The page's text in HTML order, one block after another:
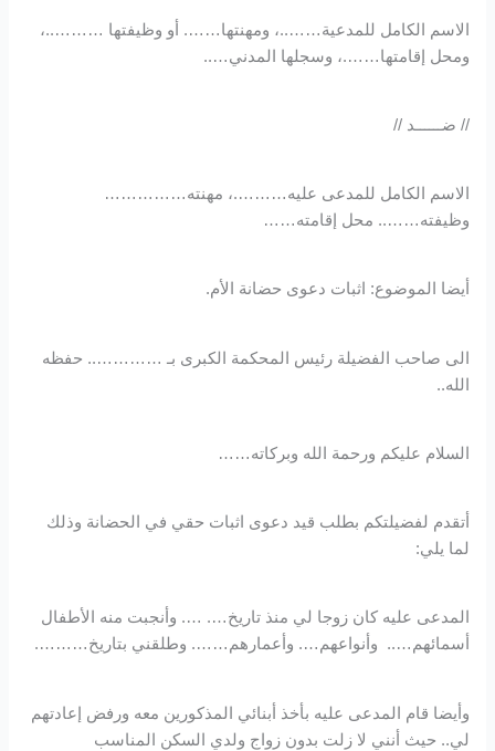
الاسم الكامل للمدعية……..، ومهنتها……. أو وظيفتها ………..،
ومحل إقامتها…….، وسجلها المدني…..
// ضــــــد //
الاسم الكامل للمدعى عليه……….، مهنته……………
وظيفته…….. محل إقامته……
أيضا الموضوع: اثبات دعوى حضانة الأم.
الى صاحب الفضيلة رئيس المحكمة الكبرى بـ ………….. حفظه
الله..
السلام عليكم ورحمة الله وبركاته……
أتقدم لفضيلتكم بطلب قيد دعوى اثبات حقي في الحضانة وذلك
لما يلي:
المدعى عليه كان زوجا لي منذ تاريخ…. …. وأنجبت منه الأطفال
أسمائهم….. وأنواعهم…. وأعمارهم……. وطلقني بتاريخ……….
وأيضا قام المدعى عليه بأخذ أبنائي المذكورين معه ورفض إعادتهم
لي.. حيث أنني لا زلت بدون زواج ولدي السكن المناسب